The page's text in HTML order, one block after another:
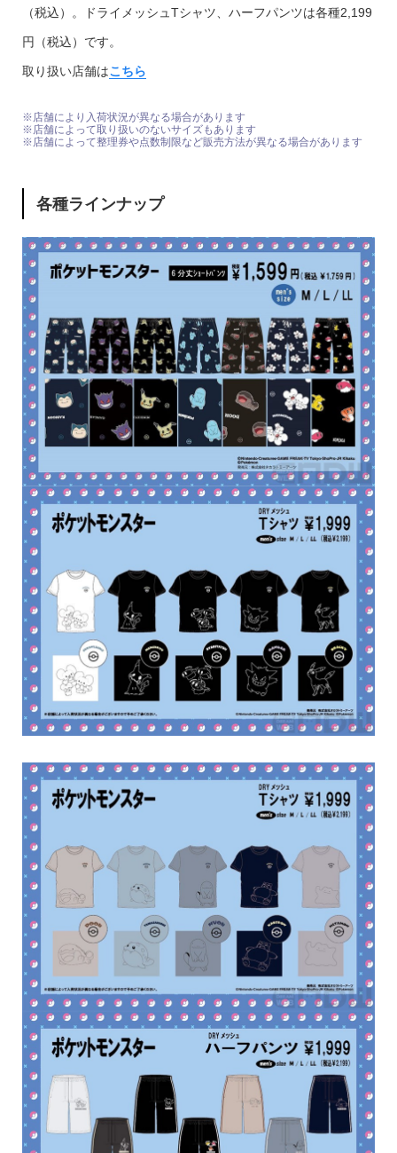
（税込）。ドライメッシュTシャツ、ハーフパンツは各種2,199
円（税込）です。
取り扱い店舗はこちら
※店舗により入荷状況が異なる場合があります
※店舗によって取り扱いのないサイズもあります
※店舗によって整理券や点数制限など販売方法が異なる場合があります
各種ラインナップ